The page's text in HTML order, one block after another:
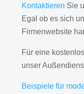
Kontaktieren Sie
Egal ob es sich
Firmenwebsite
Für eine
unser
Beispiele für